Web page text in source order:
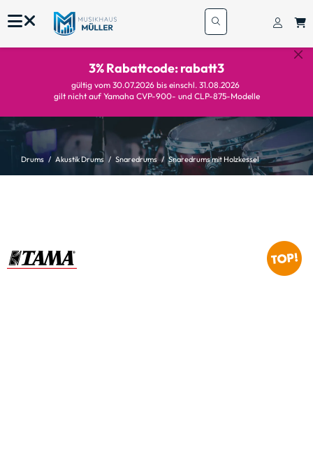
3% Rabattcode: rabatt3
gültig vom 30.07.2026 bis einschl. 31.08.2026
gilt nicht auf Yamaha CVP-900- und CLP-875-Modelle
Drums Akustik Drums Snaredrums Snaredrums mit Holzkessel